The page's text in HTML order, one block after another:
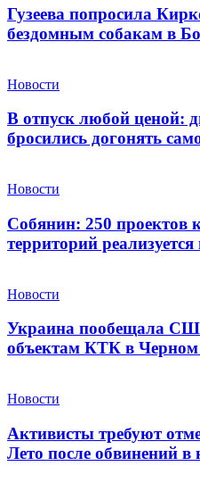
Гузеева попросила
бездомным собакам в
Новости
В отпуск любой ценой:
бросились догонять
Новости
Собянин: 250 проектов
территорий
Новости
Украина пообещала
объектам КТК в
Новости
Активисты требуют
Лето после обвинений в